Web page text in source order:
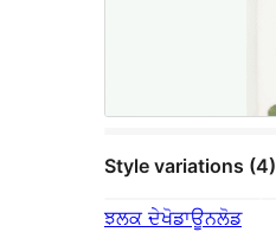
Style variations (4)
ਝਲਕ ਦੇਖੋਡਾਊਨਲੋਡ